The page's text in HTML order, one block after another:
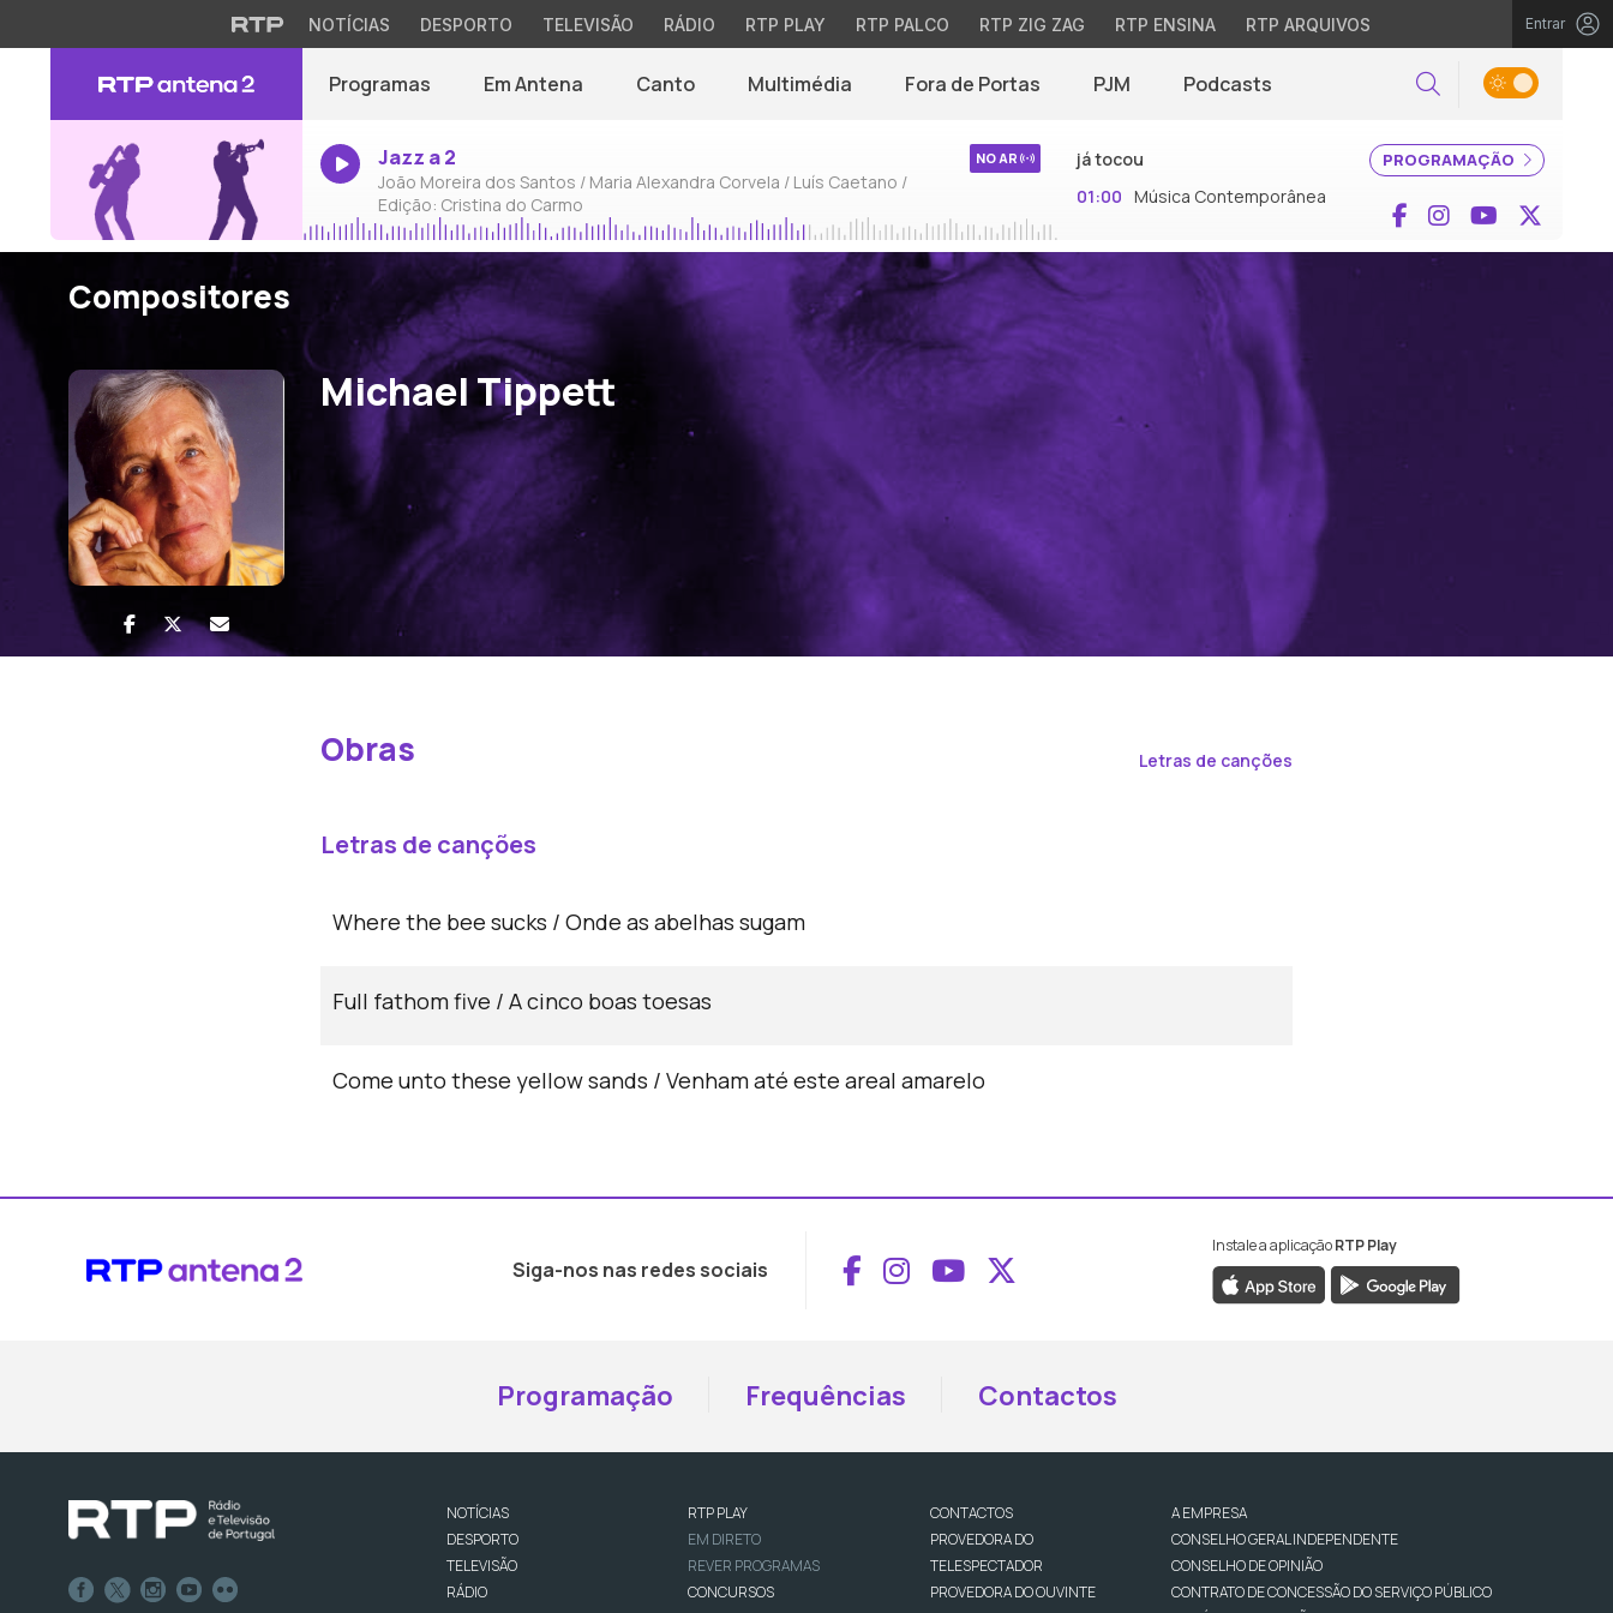
NOTÍCIAS DESPORTO TELEVISÃO RÁDIO RTP PLAY RTP PALCO RTP ZIG ZAG RTP ENSINA RTP ARQUIVOS Entrar
Programas Em Antena Canto Multimédia Fora de Portas PJM Podcasts Pesquisar
Jazz a 2
João Moreira dos Santos / Maria Alexandra Corvela / Luís Caetano /
Edição: Cristina do Carmo
NO AR PROGRAMAÇÃO
já tocou
01:00 Música Contemporânea
Facebook
InstagramYouTube
Compositores
Michael Tippett
Obras Letras de canções
Letras de canções
Where the bee sucks / Onde as abelhas sugam
Full fathom five / A cinco boas toesas
Come unto these yellow sands / Venham até este areal amarelo
Siga-nos nas redes sociais Aceder ao Facebook da RTP Antena 2
Aceder ao Instagram da RTP Antena 2
Aceder ao YouTube da RTP Antena 2
Aceder ao X da RTP Antena 2
Instale a aplicaçãoRTP Play
Programação Frequências Contactos
NOTÍCIAS
DESPORTO
TELEVISÃO
RÁDIO
RTP PLAY
EM DIRETO
REVER PROGRAMAS
CONCURSOS
CONTACTOS
PROVEDORA DO
TELESPECTADOR
PROVEDORA DO OUVINTE
A EMPRESA
CONSELHO GERAL INDEPENDENTE
CONSELHO DE OPINIÃO
CONTRATO DE CONCESSÃO DO SERVIÇO PÚBLICO